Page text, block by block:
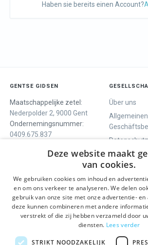
Haben sie bereits einen Account?
GENTSE GIDSEN
Maatschappelijke zetel:
Nederpolder 2, 9000 Gent
Ondernemingsnummer:
0409.675.837
Über uns
Allgemeinen
Contact
WIR BIETEN
Geführte Tour
Tagesprogramm
Aktivitäten
SOCIALS
Facebook
Instagram
LinkedIn
Deze website maakt
van cookies.
We gebruiken cookies om inhoud en
en om ons verkeer te analyseren. We delen
gebruik van onze site met onze advertentie-
deze kunnen combineren met andere
verstrekt of die zij hebben verzameld door
diensten. Lees verder
STRIKT NOODZAKELIJK